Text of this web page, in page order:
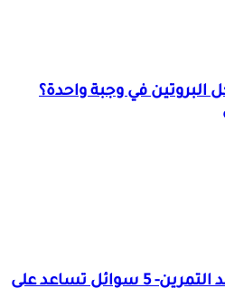
في وجبة واحدة؟
مشروبات مفيدة بعد التمرين- 5 سوائل تساعد على